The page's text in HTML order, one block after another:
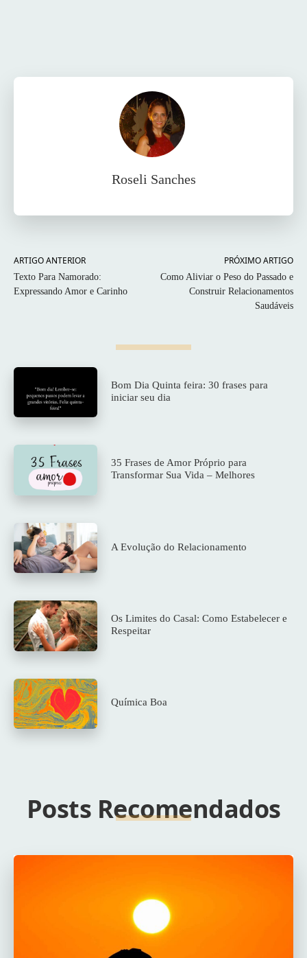
Roseli Sanches
ARTIGO ANTERIOR
Texto Para Namorado:
Expressando Amor e Carinho
PRÓXIMO ARTIGO
Como Aliviar o Peso do Passado e
Construir Relacionamentos
Saudáveis
Bom Dia Quinta feira: 30 frases para
iniciar seu dia
35 Frases de Amor Próprio para
Transformar Sua Vida – Melhores
A Evolução do Relacionamento
Os Limites do Casal: Como Estabelecer e
Respeitar
Química Boa
Posts Recomendados